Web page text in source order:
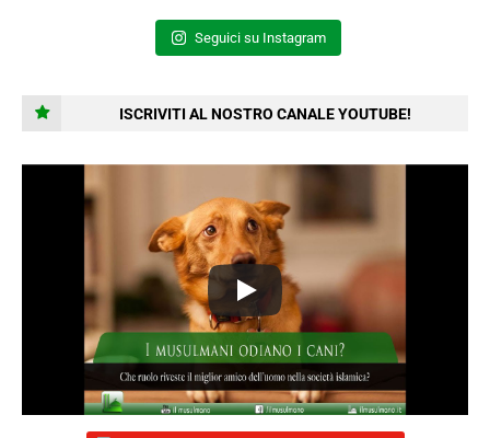
Seguici su Instagram
ISCRIVITI AL NOSTRO CANALE YOUTUBE!